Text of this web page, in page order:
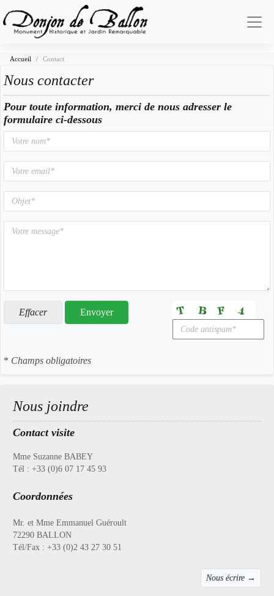
Accueil Contact
Nous contacter
Pour toute information, merci de nous adresser le
formulaire ci-dessous
* Champs obligatoires
Nous joindre
Contact visite
Mme Suzanne BABEY
Tél : +33 (0)6 07 17 45 93
Coordonnées
Mr. et Mme Emmanuel Guéroult
72290 BALLON
Tél/Fax : +33 (0)2 43 27 30 51
Nous écrire →